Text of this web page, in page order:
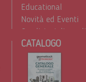
Educational
Novità ed Eventi
Condizioni di
Trattamento dei
CATALOGO